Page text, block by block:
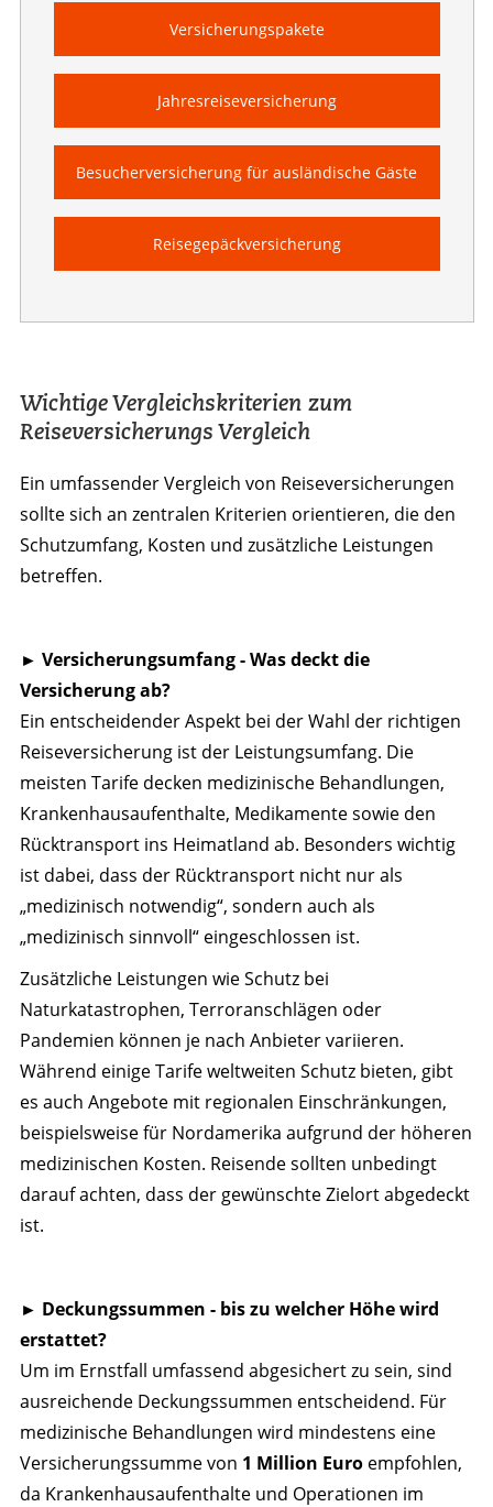
Versicherungspakete
Jahresreise­versicherung
Besucher­versicherung für ausländische Gäste
Reisegepäck­versicherung
Wichtige Vergleichskriterien zum
Reiseversicherungs Vergleich
Ein umfassender Vergleich von Reiseversicherungen
sollte sich an zentralen Kriterien orientieren, die den
Schutzumfang, Kosten und zusätzliche Leistungen
betreffen.
► Versicherungsumfang - Was deckt die
Versicherung ab?
Ein entscheidender Aspekt bei der Wahl der richtigen
Reiseversicherung ist der Leistungsumfang. Die
meisten Tarife decken medizinische Behandlungen,
Krankenhausaufenthalte, Medikamente sowie den
Rücktransport ins Heimatland ab. Besonders wichtig
ist dabei, dass der Rücktransport nicht nur als
„medizinisch notwendig“, sondern auch als
„medizinisch sinnvoll“ eingeschlossen ist.
Zusätzliche Leistungen wie Schutz bei
Naturkatastrophen, Terroranschlägen oder
Pandemien können je nach Anbieter variieren.
Während einige Tarife weltweiten Schutz bieten, gibt
es auch Angebote mit regionalen Einschränkungen,
beispielsweise für Nordamerika aufgrund der höheren
medizinischen Kosten. Reisende sollten unbedingt
darauf achten, dass der gewünschte Zielort abgedeckt
ist.
► Deckungssummen - bis zu welcher Höhe wird
erstattet?
Um im Ernstfall umfassend abgesichert zu sein, sind
ausreichende Deckungssummen entscheidend. Für
medizinische Behandlungen wird mindestens eine
Versicherungssumme von 1 Million Euroempfohlen,
da Krankenhausaufenthalte und Operationen im